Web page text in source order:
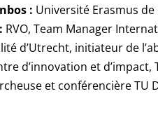
: Université Erasmus
RVO, Team Manager
d’Utrecht, initiateur de
d’innovation et d’impact,
et conférencière TU